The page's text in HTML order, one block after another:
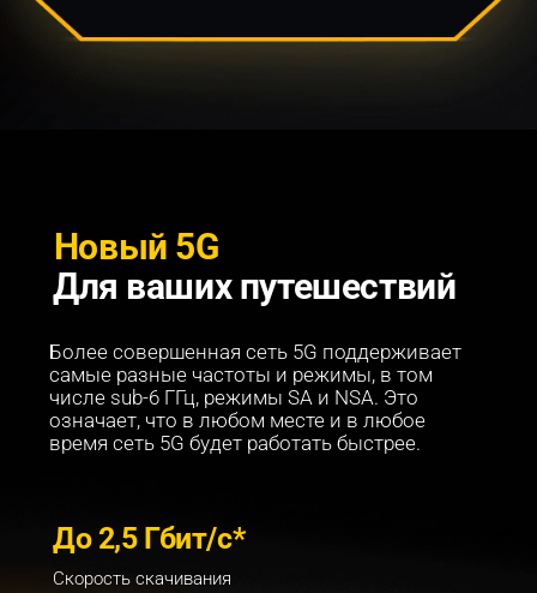
Новый 5G
Для ваших путешествий
Более совершенная сеть 5G поддерживает
самые разные частоты и режимы, в том
числе sub-6 ГГц, режимы SA и NSA. Это
означает, что в любом месте и в любое
время сеть 5G будет работать быстрее.
До 2,5 Гбит/с*
Скорость скачивания